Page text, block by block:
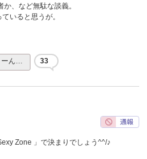
、など無駄な談義。
いると思うが。
ーん… 33
Zone 」で決まりでしょう^^/♪